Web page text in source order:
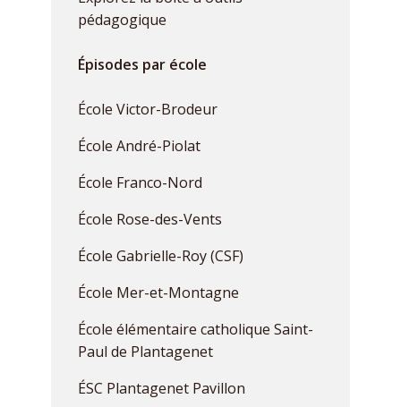
pédagogique
Épisodes par école
École Victor-Brodeur
École André-Piolat
École Franco-Nord
École Rose-des-Vents
École Gabrielle-Roy (CSF)
École Mer-et-Montagne
École élémentaire catholique Saint-
Paul de Plantagenet
ÉSC Plantagenet Pavillon